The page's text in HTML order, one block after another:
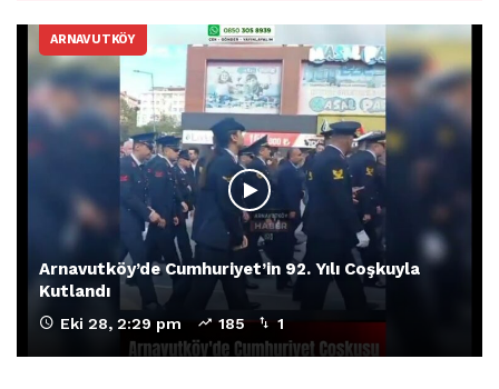
ARNAVUTKÖY
Arnavutköy’de Cumhuriyet’in 92. Yılı Coşkuyla
Kutlandı
Eki 28, 2:29 pm 185 1